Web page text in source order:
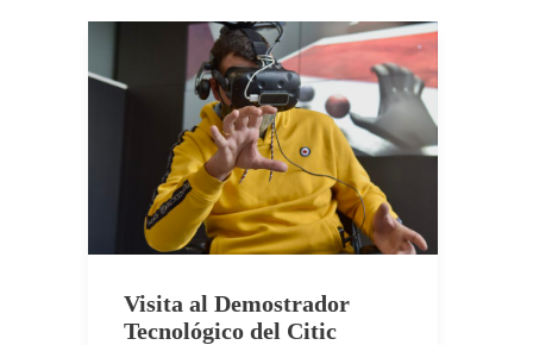
Visita al Demostrador
Tecnológico del Citic